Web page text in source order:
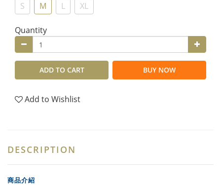
S
M L XL
Quantity
ADD TO CART BUY NOW
Add to Wishlist
DESCRIPTION
商品介紹